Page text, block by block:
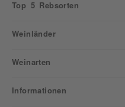
Top 5 Rebsorten
Weinländer
Weinarten
Informationen